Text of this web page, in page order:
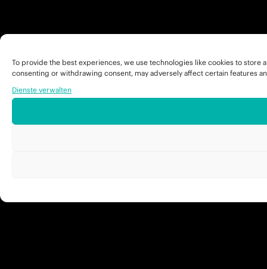
To provide the best experiences, we use technologies like cookies to
consenting or withdrawing consent, may adversely affect certain features
Dienste verwalten